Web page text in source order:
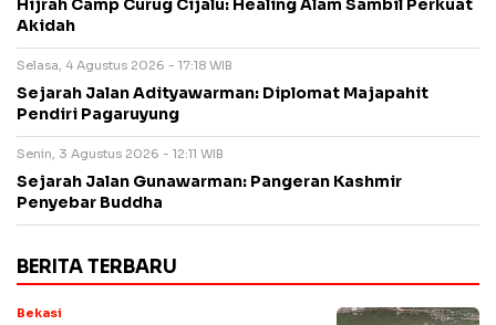
Hijrah Camp Curug Cijalu: Healing Alam Sambil Perkuat
Akidah
Selasa, 4 Agustus 2026 - 17:18 WIB
Sejarah Jalan Adityawarman: Diplomat Majapahit
Pendiri Pagaruyung
Senin, 3 Agustus 2026 - 12:11 WIB
Sejarah Jalan Gunawarman: Pangeran Kashmir
Penyebar Buddha
BERITA TERBARU
Bekasi